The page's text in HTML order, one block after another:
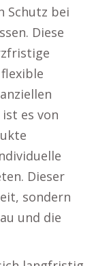
Schutz bei
Diese
es von
Dieser
sondern
und die